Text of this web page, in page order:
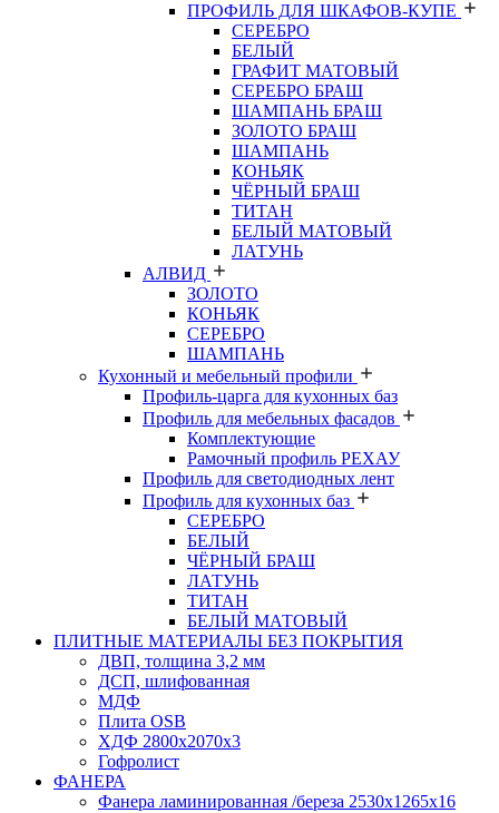
ПРОФИЛЬ ДЛЯ ШКАФОВ-КУПЕ
СЕРЕБРО
БЕЛЫЙ
ГРАФИТ МАТОВЫЙ
СЕРЕБРО БРАШ
ШАМПАНЬ БРАШ
ЗОЛОТО БРАШ
ШАМПАНЬ
КОНЬЯК
ЧЁРНЫЙ БРАШ
ТИТАН
БЕЛЫЙ МАТОВЫЙ
ЛАТУНЬ
АЛВИД
ЗОЛОТО
КОНЬЯК
СЕРЕБРО
ШАМПАНЬ
Кухонный и мебельный профили
Профиль-царга для кухонных баз
Профиль для мебельных фасадов
Комплектующие
Рамочный профиль РЕХАУ
Профиль для светодиодных лент
Профиль для кухонных баз
СЕРЕБРО
БЕЛЫЙ
ЧЁРНЫЙ БРАШ
ЛАТУНЬ
ТИТАН
БЕЛЫЙ МАТОВЫЙ
ПЛИТНЫЕ МАТЕРИАЛЫ БЕЗ ПОКРЫТИЯ
ДВП, толщина 3,2 мм
ДСП, шлифованная
МДФ
Плита OSB
ХДФ 2800х2070х3
Гофролист
ФАНЕРА
Фанера ламинированная /береза 2530х1265х16